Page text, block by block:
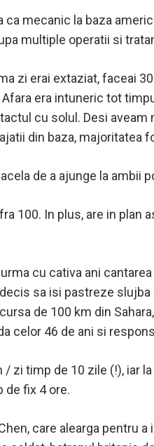
mecanic la baza
multiple operatii si
zi erai extaziat, faceai
era intuneric tot
cu solul. Desi
din baza, majoritatea
de a ajunge la ambii
100. In plus, are in plan
cu cativa ani
sa isi pastreze
de 100 km din
celor 46 de ani si
zi timp de 10 zile (!), iar
de fix 4 ore.
care alearga pentru